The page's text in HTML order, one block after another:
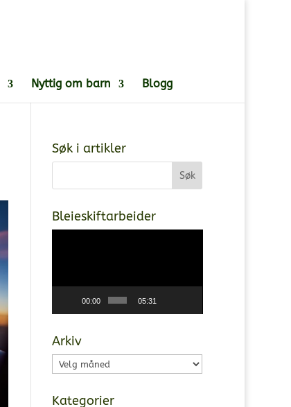
Nyttig om barn Blogg
Søk i artikler
Bleieskiftarbeider
00:00 05:31
Arkiv
Arkiv
Kategorier